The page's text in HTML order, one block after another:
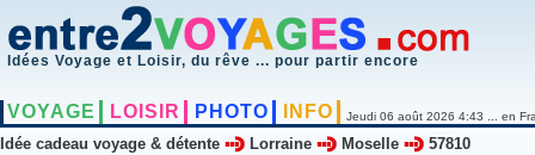
Idées Voyage et Loisir, du rêve ... pour partir encore
VOYAGE LOISIR PHOTO INFO Jeudi 06 août 2026 4:43 ... en
Idée cadeau voyage & détente Lorraine Moselle 57810